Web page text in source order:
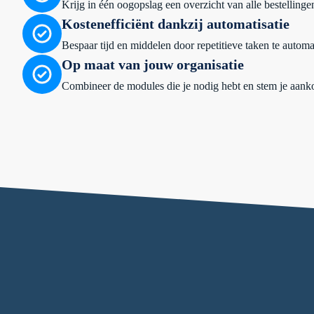
Krijg in één oogopslag een overzicht van alle
Kostenefficiënt dankzij automatisatie
Bespaar tijd en middelen door repetitieve taken te
Op maat van jouw organisatie
Combineer de modules die je nodig hebt en stem je